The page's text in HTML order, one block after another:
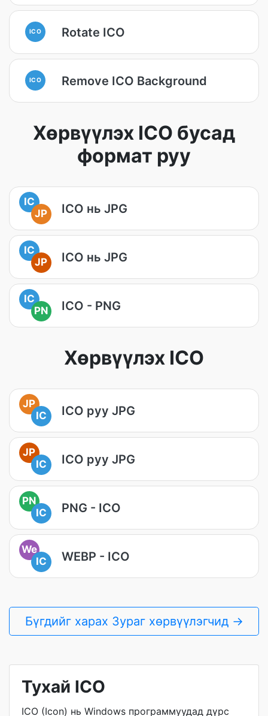
ICO Rotate ICO
ICO Remove ICO Background
Хөрвүүлэх ICO бусад
формат руу
IC
JP
ICO нь JPG
IC
JP
ICO нь JPG
IC
PN
ICO - PNG
Хөрвүүлэх ICO
JP
IC
ICO руу JPG
JP
IC
ICO руу JPG
PN
IC
PNG - ICO
We
IC
WEBP - ICO
Бүгдийг харах Зураг хөрвүүлэгчид →
Тухай ICO
ICO (Icon) нь Windows программуудад дүрс